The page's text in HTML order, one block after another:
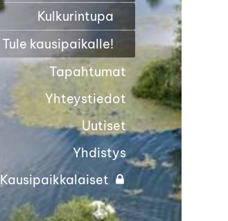
Kulkurintupa
Tule kausipaikalle!
Tapahtumat
Yhteystiedot
Uutiset
Yhdistys
Kausipaikkalaiset